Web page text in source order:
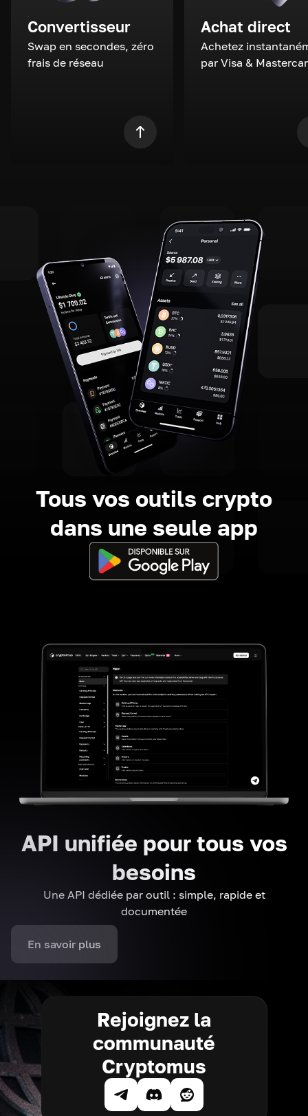
Convertisseur
Swap en secondes, zéro
frais de réseau
Achat direct
Achetez
par Visa &
Tous vos outils crypto
dans une seule app
API unifiée pour tous vos
besoins
Une API dédiée par outil : simple, rapide et
documentée
En savoir plus
Rejoignez la
communauté
Cryptomus